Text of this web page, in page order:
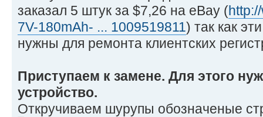
заказал 5 штук за $7,26 на eBay (
7V-180mAh- ... 1009519811) так как
нужны для ремонта клиентских
Приступаем к замене. Для этого
устройство.
Откручиваем шурупы обозначеные